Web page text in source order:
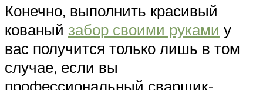
Конечно, выполнить красивый
кованый забор своими руками у
вас получится только лишь в том
случае, если вы
профессиональный сварщик-